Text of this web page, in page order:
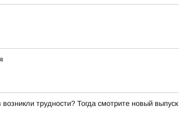
трудности? Тогда смотрите новый